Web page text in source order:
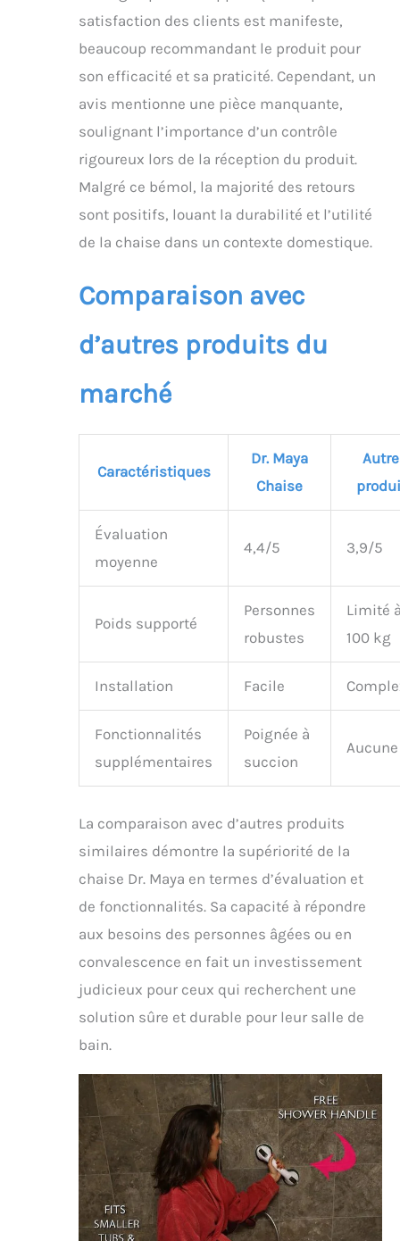
satisfaction des clients est manifeste,
beaucoup recommandant le produit pour
son efficacité et sa praticité. Cependant, un
avis mentionne une pièce manquante,
soulignant l’importance d’un contrôle
rigoureux lors de la réception du produit.
Malgré ce bémol, la majorité des retours
sont positifs, louant la durabilité et l’utilité
de la chaise dans un contexte domestique.
Comparaison avec
d’autres produits du
marché
Caractéristiques
Dr. Maya
Chaise
Autre
Évaluation
moyenne
4,4/5 3,9/5
Poids supporté
Personnes
robustes
Limité
100 kg
Installation Facile
Fonctionnalités
supplémentaires
Poignée à
succion
Aucune
La comparaison avec d’autres produits
similaires démontre la supériorité de la
chaise Dr. Maya en termes d’évaluation et
de fonctionnalités. Sa capacité à répondre
aux besoins des personnes âgées ou en
convalescence en fait un investissement
judicieux pour ceux qui recherchent une
solution sûre et durable pour leur salle de
bain.